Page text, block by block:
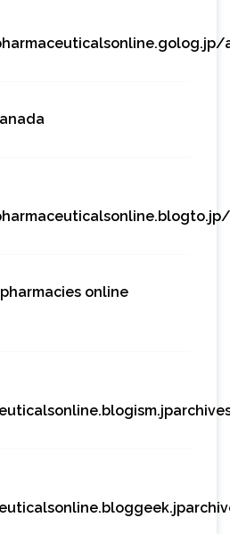
online